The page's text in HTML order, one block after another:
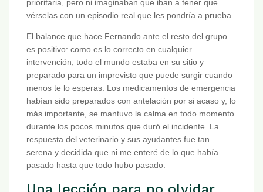
prioritaria, pero ni imaginaban que iban a tener que
vérselas con un episodio real que les pondría a prueba.
El balance que hace Fernando ante el resto del grupo
es positivo: como es lo correcto en cualquier
intervención, todo el mundo estaba en su sitio y
preparado para un imprevisto que puede surgir cuando
menos te lo esperas. Los medicamentos de emergencia
habían sido preparados con antelación por si acaso y, lo
más importante, se mantuvo la calma en todo momento
durante los pocos minutos que duró el incidente. La
respuesta del veterinario y sus ayudantes fue tan
serena y decidida que ni me enteré de lo que había
pasado hasta que todo hubo pasado.